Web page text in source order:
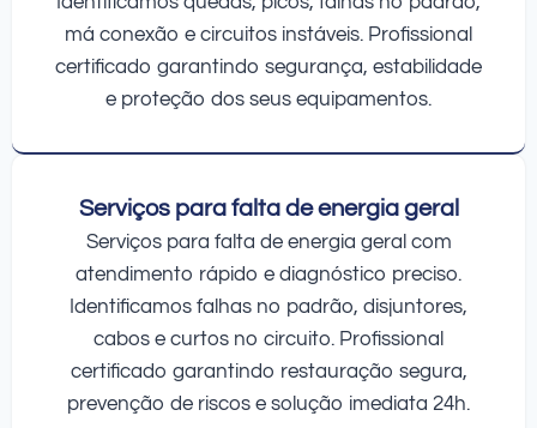
má conexão e circuitos instáveis. Profissional
certificado garantindo segurança, estabilidade
e proteção dos seus equipamentos.
Serviços para falta de energia geral
Serviços para falta de energia geral com
atendimento rápido e diagnóstico preciso.
Identificamos falhas no padrão, disjuntores,
cabos e curtos no circuito. Profissional
certificado garantindo restauração segura,
prevenção de riscos e solução imediata 24h.